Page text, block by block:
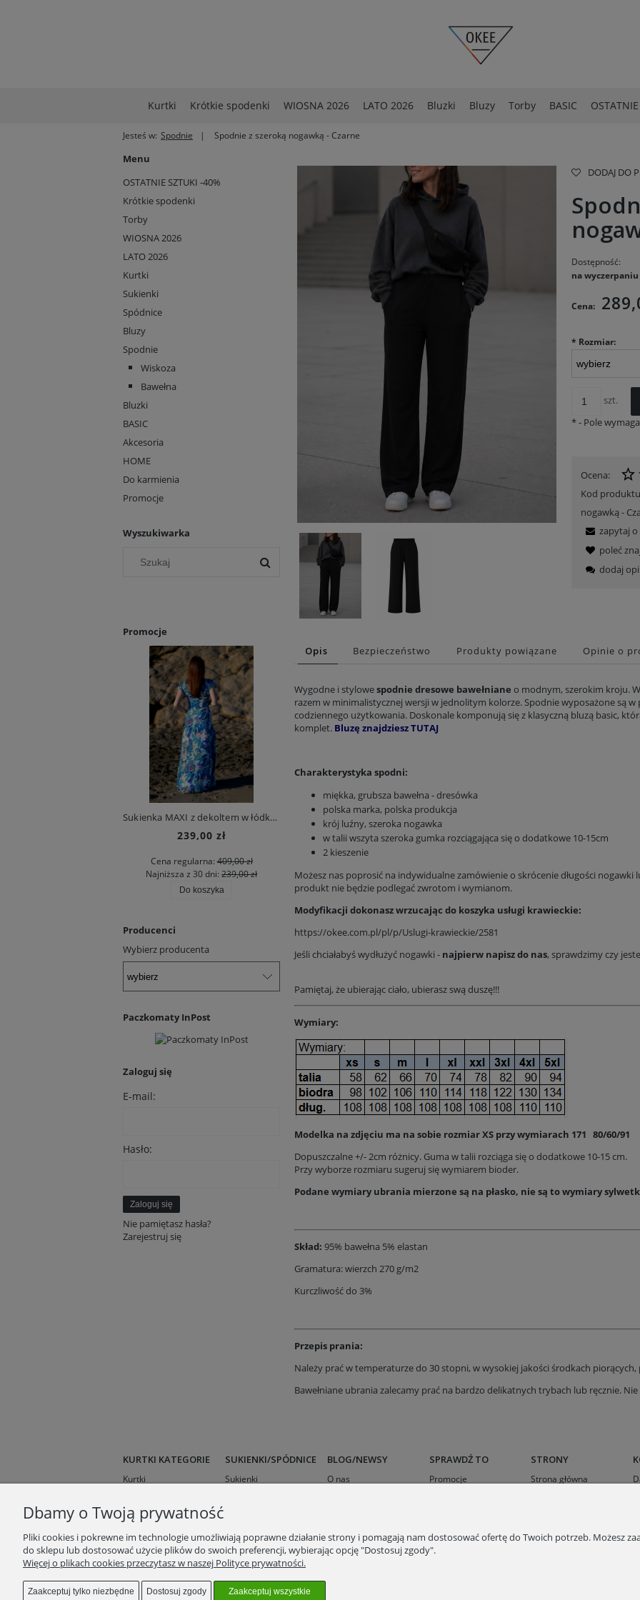
Kurtki Krótkie spodenki WIOSNA 2026 LATO 2026 Bluzki Bluzy Torby BASIC
Jesteś w: Spodnie Spodnie z szeroką nogawką - Czarne
Menu
OSTATNIE SZTUKI -40%
Krótkie spodenki
Torby
WIOSNA 2026
LATO 2026
Kurtki
Sukienki
Spódnice
Bluzy
Spodnie
Wiskoza
Bawełna
Bluzki
BASIC
Akcesoria
HOME
Do karmienia
Promocje
Wyszukiwarka
Promocje
Sukienka MAXI z dekoltem w łódkę - Niebieskie Konwalie
239,00 zł
Cena regularna:409,00 zł
Najniższa z 30 dni: 239,00 zł
Do koszyka
Sukienka Trapezowa MIDI - Niebieskie konwalie
219,00 zł
Najniższa z 30 dni:219,00 zł
Do koszyka
279,00 zł
Najniższa z 30 dni:279,00 zł
Producenci
Wybierz producenta
Paczkomaty InPost
Zaloguj się
E-mail:
Hasło:
Zaloguj się
Nie pamiętasz hasła?
Zarejestruj się
DODAJ DO
Dostępność:
na wyczerpaniu
Cena:
* Rozmiar:
szt.
*- Pole
Ocena:
Kod
nogawką -
zapytaj
poleć
dodaj
Opis Bezpieczeństwo Produkty powiązane Opinie o
Wygodne i stylowespodnie dresowe bawełniane o modnym, szerokim kroju.
razem w minimalistycznej wersji w jednolitym kolorze. Spodnie wyposażone są
codziennego użytkowania. Doskonale komponują się z klasyczną bluzą basic,
komplet. Bluzę znajdzieszTUTAJ
Charakterystyka spodni:
miękka, grubsza bawełna - dresówka
polska marka, polska produkcja
krój luźny, szeroka nogawka
w talii wszyta szeroka gumka rozciągająca się o dodatkowe 10-15cm
2 kieszenie
Możesz nas poprosić na indywidualne zamówienie o skrócenie długości nogawki
produkt nie będzie podlegać zwrotom i wymianom.
Modyfikacji dokonasz wrzucając do koszyka usługi krawieckie:
https://okee.com.pl/pl/p/Uslugi-krawieckie/2581
Jeśli chciałabyś wydłużyć nogawki - najpierw napisz do nas, sprawdzimy czy
Pamiętaj, że ubierając ciało, ubierasz swą duszę!!!
Wymiary:
Modelka na zdjęciu ma na sobie rozmiar XS przy wymiarach 171 80/60/91
Dopuszczalne +/- 2cm różnicy. Guma w talii rozciąga się o dodatkowe 10-15 cm.
Przy wyborze rozmiaru sugeruj się wymiarem bioder.
Podane wymiary ubrania mierzone są na płasko, nie są to wymiary
Skład: 95% bawełna 5% elastan
Gramatura: wierzch 270 g/m2
Kurczliwość do 3%
Przepis prania:
Należy prać w temperaturze do 30 stopni, w wysokiej jakości środkach
Bawełniane ubrania zalecamy prać na bardzo delikatnych trybach lub ręcznie.
KURTKI KATEGORIE
Kurtki
Kurtki krótkie
Kurtki zimowe
SUKIENKI/SPÓDNICE
Sukienki
BLOG/NEWSY
O nas
Odzież z wskozy
SPRAWDŹ TO
Promocje
STRONY
Strona główna
Dbamy o Twoją prywatność
Pliki cookies i pokrewne im technologie umożliwiają poprawne działanie strony i pomagają nam dostosować ofertę do Twoich potrzeb. Możesz
do sklepu lub dostosować użycie plików do swoich preferencji, wybierając opcję "Dostosuj zgody".
Więcej o plikach cookies przeczytasz w naszej Polityce prywatności.
Zaakceptuj tylko niezbędne Dostosuj zgody Zaakceptuj wszystkie